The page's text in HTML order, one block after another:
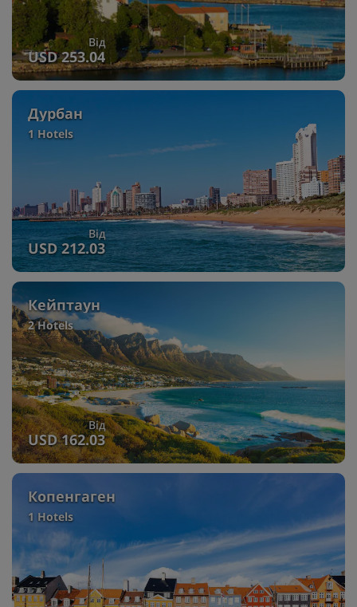
Від
USD 253.04
Дурбан
1 Hotels
Від
USD 212.03
Кейптаун
2 Hotels
Від
USD 162.03
Копенгаген
1 Hotels